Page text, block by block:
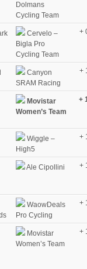
Dolmans
Cycling Team
Cervelo –
Bigla Pro
Cycling Team
+
Canyon
SRAM Racing
+
Movistar
Women’s Team
+
Wiggle –
High5
+
Ale Cipollini +
WaowDeals
Pro Cycling
+
Movistar
Women’s Team
+